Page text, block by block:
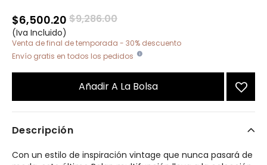
Precio reducido de
$9,286.00a
$6,500.20
(Iva Incluido)
Venta de final de temporada - 30% descuento
Envío gratis en todos los pedidos
Añadir A La Bolsa
Descripción
Con un estilo de inspiración vintage que nunca pasará de